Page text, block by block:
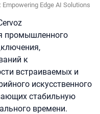
Edge AI Solutions
промышленного
к
встраиваемых и
искусственного
стабильную
времени.